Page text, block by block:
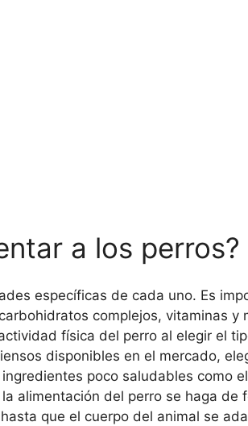
a los perros?
específicas de cada uno. Es
complejos, vitaminas y
física del perro al elegir el
disponibles en el mercado,
poco saludables como
alimentación del perro se haga de
que el cuerpo del animal se